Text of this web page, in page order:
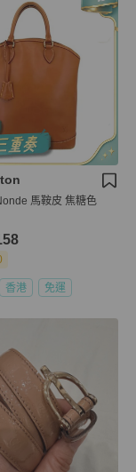
馬鞍皮 焦糖色
香港 免運